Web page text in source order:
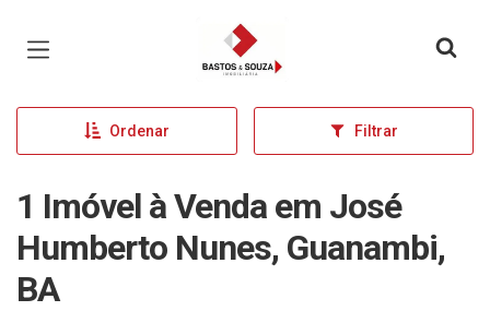
Página inicial
Ordenar Filtrar
1 Imóvel à Venda em José
Humberto Nunes, Guanambi,
BA